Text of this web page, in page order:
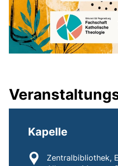
Kapelle
Standort:
Zentralbibliothek,